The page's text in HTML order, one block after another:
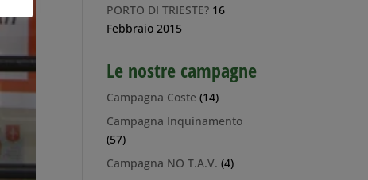
PORTO DI TRIESTE? 16
Febbraio 2015
Le nostre campagne
Campagna Coste (14)
Campagna Inquinamento
(57)
Campagna NO T.A.V. (4)